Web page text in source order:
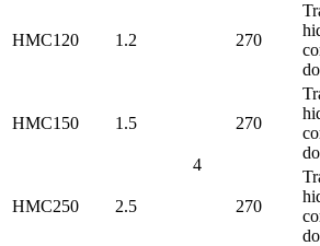
4
HMC120 1.2 270
HMC150 1.5 270
HMC250 2.5 270